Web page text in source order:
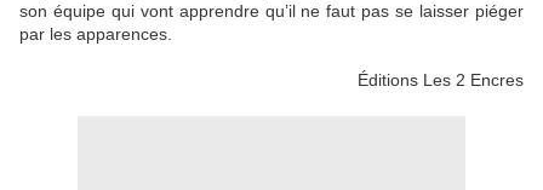
son équipe qui vont apprendre qu’il ne faut pas se laisser piéger
par les apparences.
Éditions Les 2 Encres